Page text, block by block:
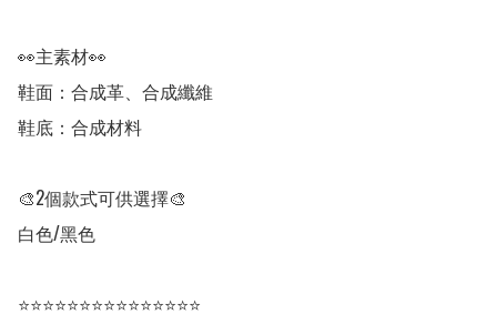
👀主素材👀
鞋面：合成革、合成纖維
鞋底：合成材料
🎨2個款式可供選擇🎨
白色/黑色
⭐⭐⭐⭐⭐⭐⭐⭐⭐⭐⭐⭐⭐⭐⭐